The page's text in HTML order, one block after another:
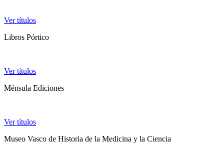
Ver títulos
Libros Pórtico
Ver títulos
Ménsula Ediciones
Ver títulos
Museo Vasco de Historia de la Medicina y la Ciencia